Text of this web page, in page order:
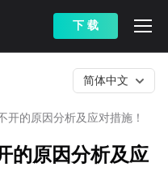
下 载
开的原因分析及应对措施！
简体中文
的原因分析及应